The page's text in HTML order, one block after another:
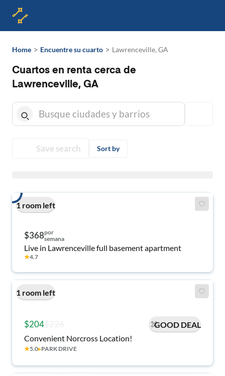
Home > Encuentre su cuarto > Lawrenceville, GA
Cuartos en renta cerca de
Lawrenceville, GA
Save search Sort by
1 room left
$368por
semana
Live in Lawrenceville full basement apartment
★4.7
1 room left
$204
GOOD DEAL
Convenient Norcross Location!
★5.0▸PARK DRIVE